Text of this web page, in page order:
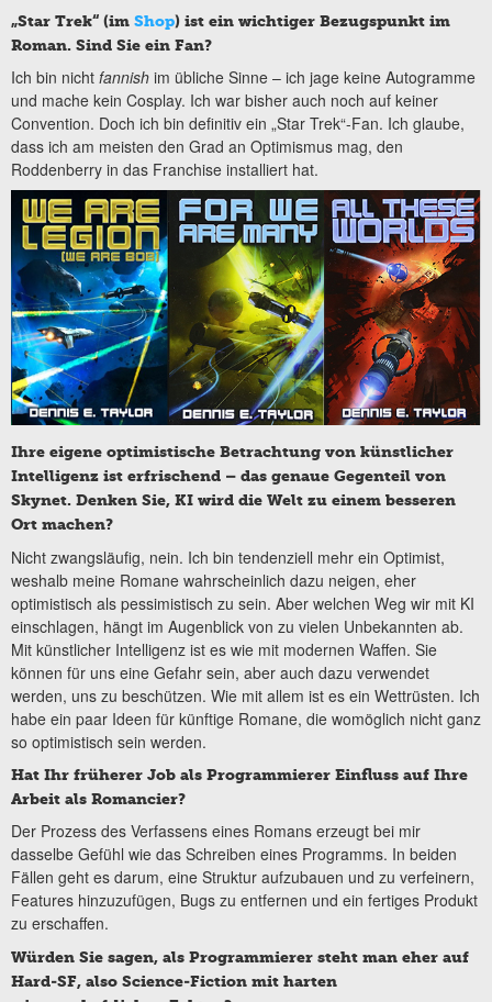
„Star Trek“ (im Shop) ist ein wichtiger Bezugspunkt im
Roman. Sind Sie ein Fan?
Ich bin nicht fannish im übliche Sinne – ich jage keine Autogramme
und mache kein Cosplay. Ich war bisher auch noch auf keiner
Convention. Doch ich bin definitiv ein „Star Trek“-Fan. Ich glaube,
dass ich am meisten den Grad an Optimismus mag, den
Roddenberry in das Franchise installiert hat.
Ihre eigene optimistische Betrachtung von künstlicher
Intelligenz ist erfrischend – das genaue Gegenteil von
Skynet. Denken Sie, KI wird die Welt zu einem besseren
Ort machen?
Nicht zwangsläufig, nein. Ich bin tendenziell mehr ein Optimist,
weshalb meine Romane wahrscheinlich dazu neigen, eher
optimistisch als pessimistisch zu sein. Aber welchen Weg wir mit KI
einschlagen, hängt im Augenblick von zu vielen Unbekannten ab.
Mit künstlicher Intelligenz ist es wie mit modernen Waffen. Sie
können für uns eine Gefahr sein, aber auch dazu verwendet
werden, uns zu beschützen. Wie mit allem ist es ein Wettrüsten. Ich
habe ein paar Ideen für künftige Romane, die womöglich nicht ganz
so optimistisch sein werden.
Hat Ihr früherer Job als Programmierer Einfluss auf Ihre
Arbeit als Romancier?
Der Prozess des Verfassens eines Romans erzeugt bei mir
dasselbe Gefühl wie das Schreiben eines Programms. In beiden
Fällen geht es darum, eine Struktur aufzubauen und zu verfeinern,
Features hinzuzufügen, Bugs zu entfernen und ein fertiges Produkt
zu erschaffen.
Würden Sie sagen, als Programmierer steht man eher auf
Hard-SF, also Science-Fiction mit harten